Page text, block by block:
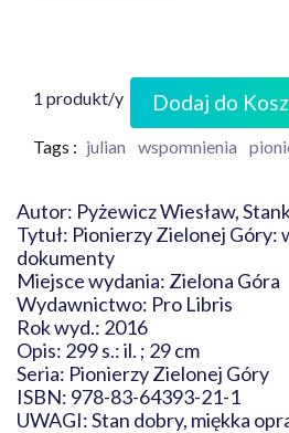
1 produkt/y Dodaj do
Tags : julian wspomnienia
Autor: Pyżewicz Wiesław,
Tytuł: Pionierzy Zielonej Góry:
dokumenty
Miejsce wydania: Zielona Góra
Wydawnictwo: Pro Libris
Rok wyd.: 2016
Opis: 299 s.: il. ; 29 cm
Seria: Pionierzy Zielonej Góry
ISBN: 978-83-64393-21-1
UWAGI: Stan dobry, miękka